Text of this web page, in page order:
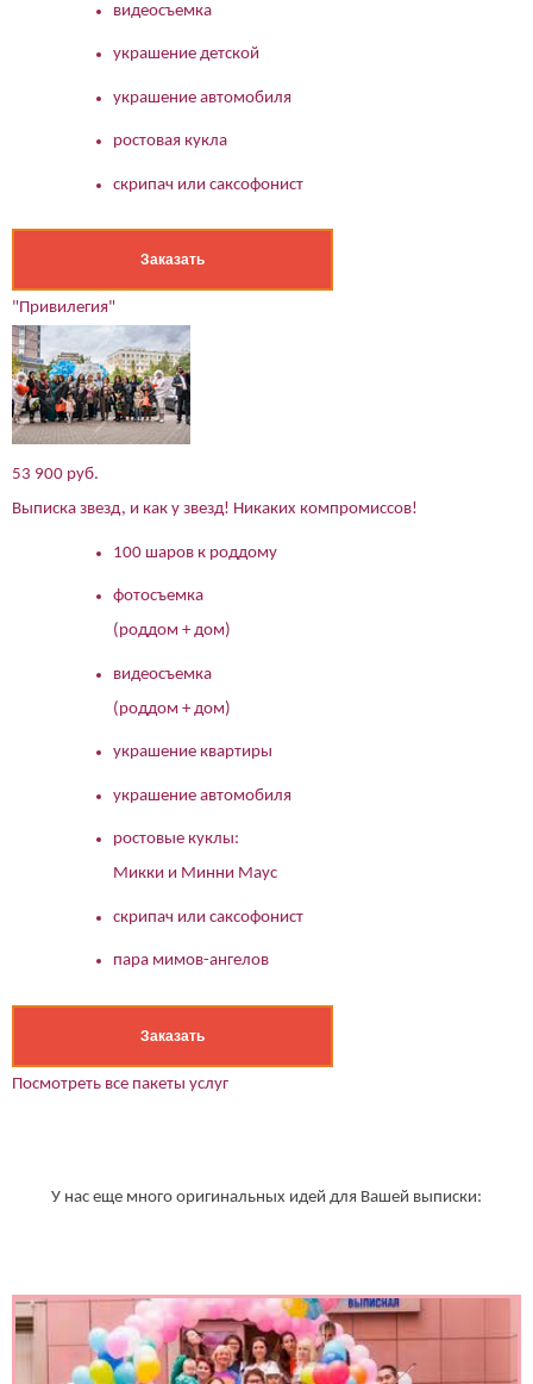
видеосъемка
украшение детской
украшение автомобиля
ростовая кукла
скрипач или саксофонист
Заказать
"Привилегия"
53 900 руб.
Выписка звезд, и как у звезд! Никаких компромиссов!
100 шаров к роддому
фотосъемка
(роддом + дом)
видеосъемка
(роддом + дом)
украшение квартиры
украшение автомобиля
ростовые куклы:
Микки и Минни Маус
скрипач или саксофонист
пара мимов-ангелов
Заказать
Посмотреть все пакеты услуг
У нас еще много оригинальных идей для Вашей выписки: